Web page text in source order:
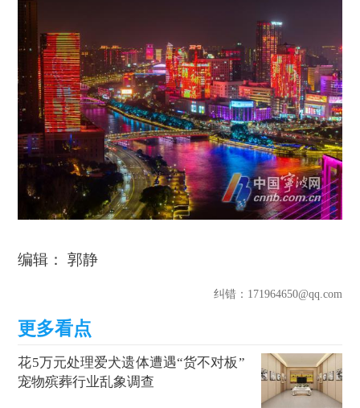
编辑： 郭静
纠错：171964650@qq.com
花5万元处理爱犬遗体遭遇“货不对板”
宠物殡葬行业乱象调查